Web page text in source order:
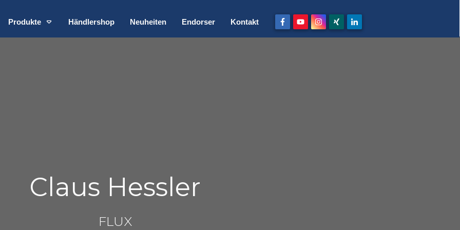
Produkte Händlershop Neuheiten Endorser Kontakt
Claus Hessler
FLUX